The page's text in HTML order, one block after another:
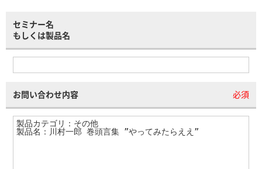
セミナー名
もしくは製品名
お問い合わせ内容 必須